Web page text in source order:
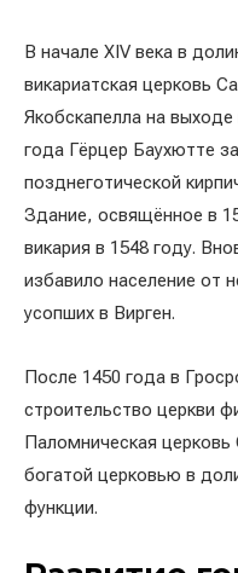
В начале XIV века в
викариатская церковь
Якобскапелла на
года Гёрцер Баухютте
позднеготической
Здание, освящённое в
викария в 1548 году.
избавило население от
усопших в Вирген.
После 1450 года в
строительство церкви
Паломническая
богатой церковью в
функции.